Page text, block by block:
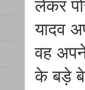
लेकर
यादव
वह
के बड़े